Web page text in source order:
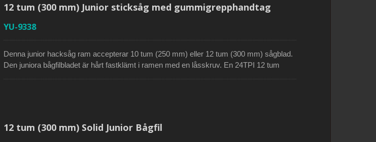
12 tum (300 mm) Junior sticksåg med gummigrepphandtag
YU-9338
Denna junior hacksåg ram accepterar 10 tum (250 mm) eller 12 tum (300 mm) sågblad.
Den juniora bågfilbladet är hårt fastklämt i ramen med en låsskruv. En 24TPI 12 tum
12 tum (300 mm) Solid Junior Bågfil